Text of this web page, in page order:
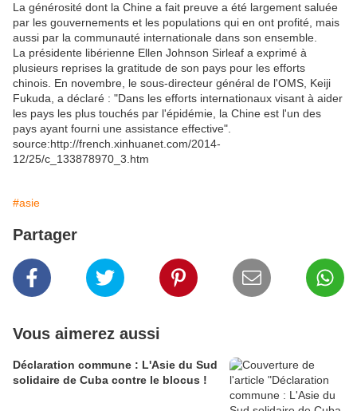
La générosité dont la Chine a fait preuve a été largement saluée
par les gouvernements et les populations qui en ont profité, mais
aussi par la communauté internationale dans son ensemble.
La présidente libérienne Ellen Johnson Sirleaf a exprimé à
plusieurs reprises la gratitude de son pays pour les efforts
chinois. En novembre, le sous-directeur général de l'OMS, Keiji
Fukuda, a déclaré : "Dans les efforts internationaux visant à aider
les pays les plus touchés par l'épidémie, la Chine est l'un des
pays ayant fourni une assistance effective".
source:http://french.xinhuanet.com/2014-
12/25/c_133878970_3.htm
#asie
Partager
Vous aimerez aussi
Déclaration commune : L'Asie du Sud
solidaire de Cuba contre le blocus !